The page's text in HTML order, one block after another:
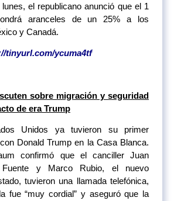
el republicano anunció que el 1
aranceles de un 25% a los
y Canadá.
tinyurl.com/ycuma4tf
sobre migración y seguridad
de era Trump
Unidos ya tuvieron su primer
Donald Trump en la Casa Blanca.
confirmó que el canciller Juan
y Marco Rubio, el nuevo
tuvieron una llamada telefónica,
fue “muy cordial” y aseguró que la